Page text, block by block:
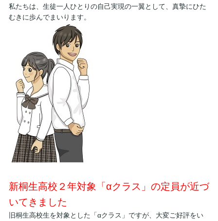
私たちは、生徒一人ひとりの自己実現の一翼として、真摯にひた
むきに歩んでまいります。
新桐生高校２年対象「αクラス」の定員が近づ
いてきました
旧桐生高校生を対象とした「αクラス」ですが、大変ご好評をい